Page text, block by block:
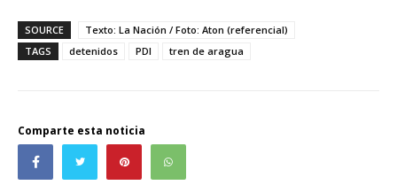
SOURCE
Texto: La Nación / Foto: Aton (referencial)
TAGS
detenidos PDI tren de aragua
Comparte esta noticia